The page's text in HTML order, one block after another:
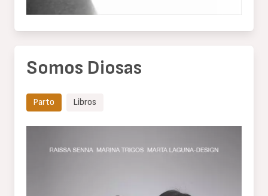
Somos Diosas
Parto Libros